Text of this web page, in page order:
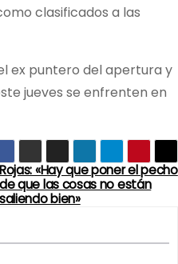
clasificados a las
ex puntero del apertura y
jueves se enfrenten en
Rojas: «Hay que poner el pecho
de que las cosas no están
saliendo bien»